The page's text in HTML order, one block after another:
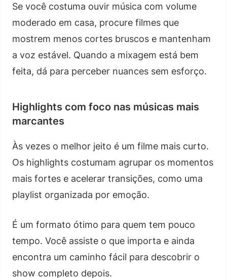
Se você costuma ouvir música com volume
moderado em casa, procure filmes que
mostrem menos cortes bruscos e mantenham
a voz estável. Quando a mixagem está bem
feita, dá para perceber nuances sem esforço.
Highlights com foco nas músicas mais
marcantes
Às vezes o melhor jeito é um filme mais curto.
Os highlights costumam agrupar os momentos
mais fortes e acelerar transições, como uma
playlist organizada por emoção.
É um formato ótimo para quem tem pouco
tempo. Você assiste o que importa e ainda
encontra um caminho fácil para descobrir o
show completo depois.